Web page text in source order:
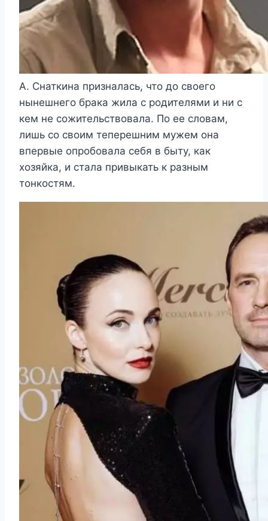
А. Снаткина призналась, что до своего
нынешнего брака жила с родителями и ни с
кем не сожительствовала. По ее словам,
лишь со своим теперешним мужем она
впервые опробовала себя в быту, как
хозяйка, и стала привыкать к разным
тонкостям.